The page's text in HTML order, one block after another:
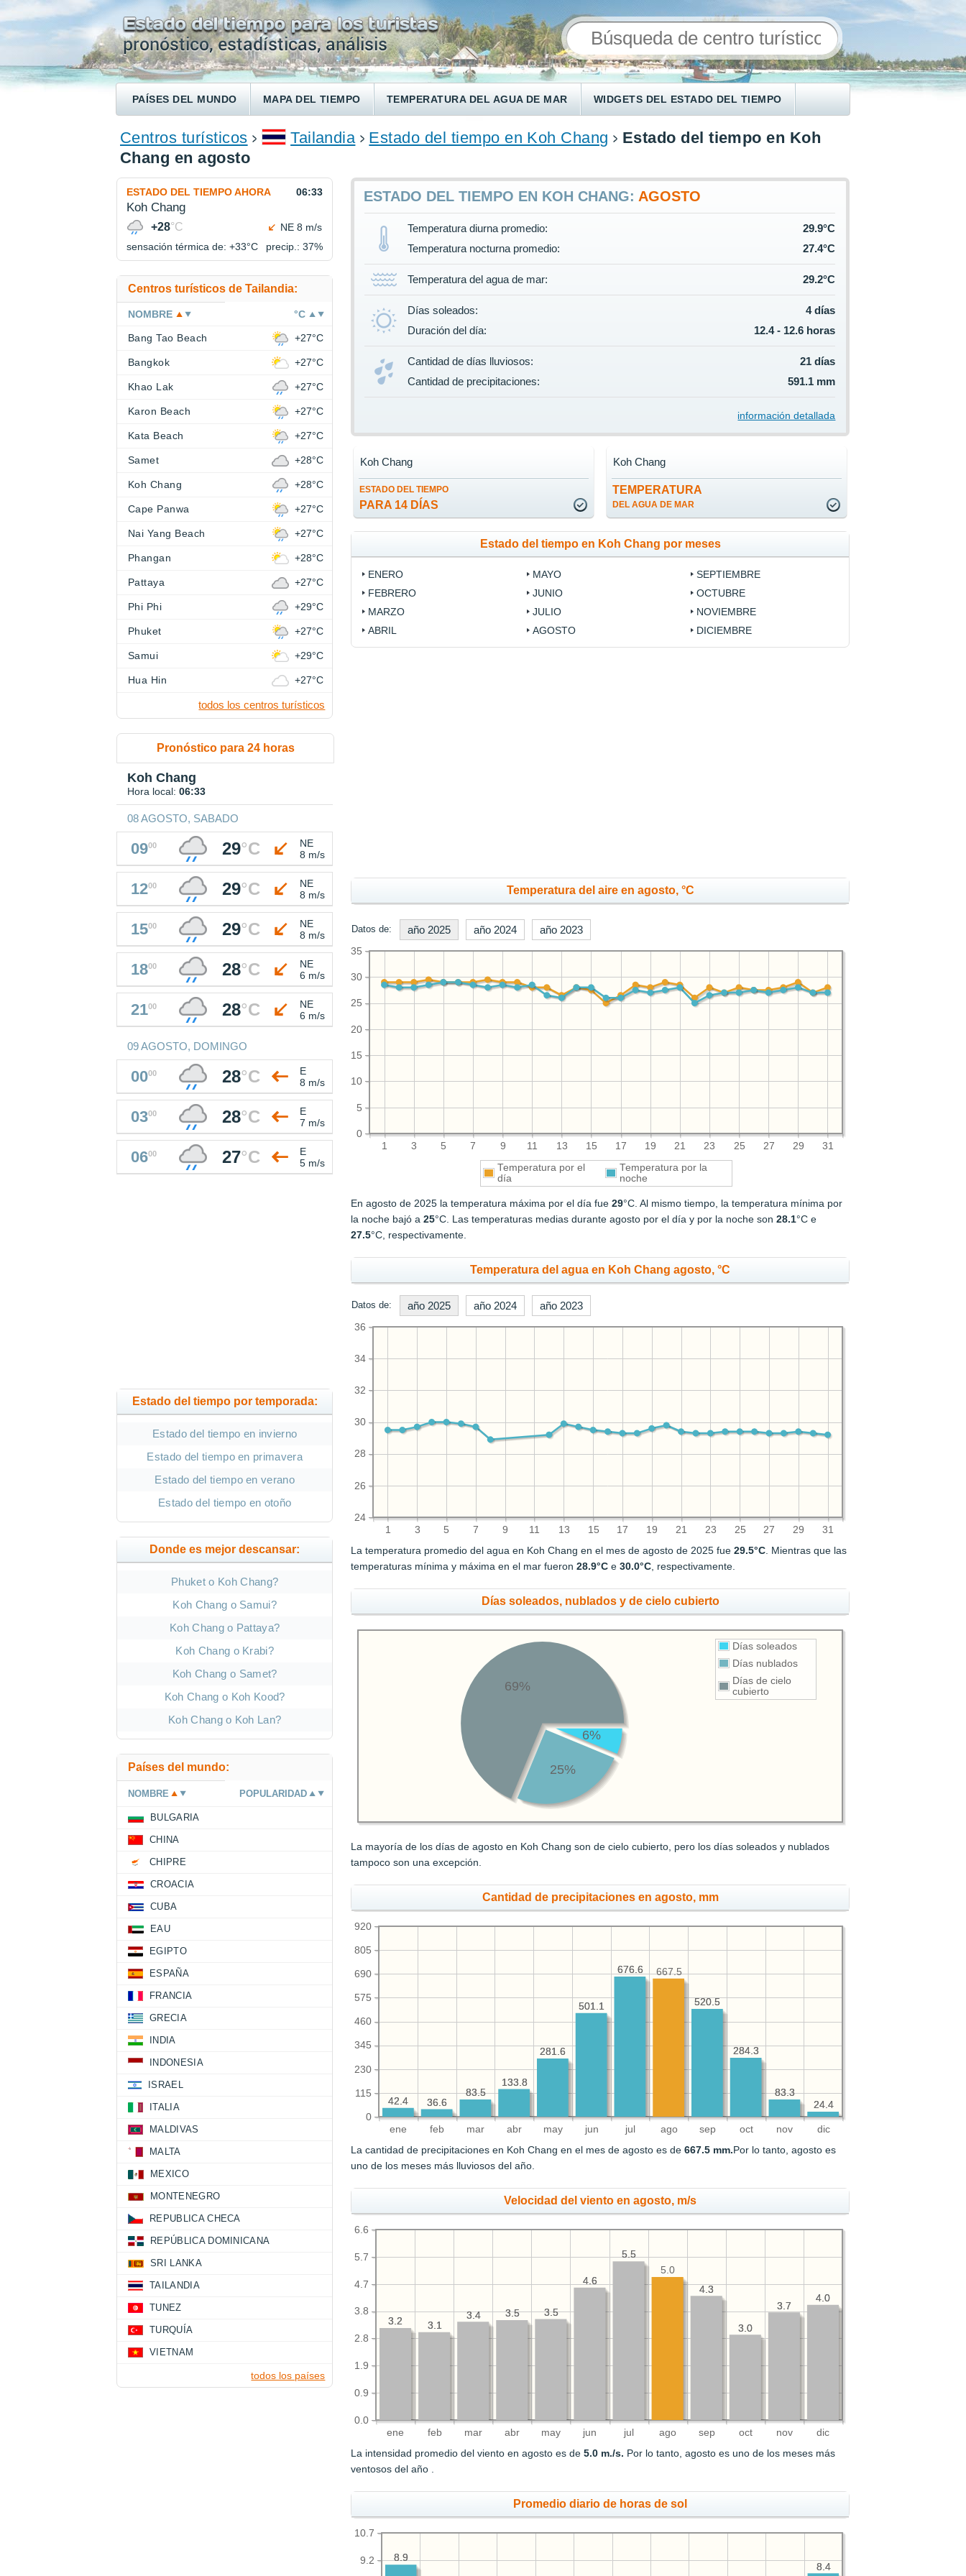
PAÍSES DEL MUNDO MAPA DEL TIEMPO TEMPERATURA DEL AGUA DE MAR WIDGETS DEL ESTADO DEL TIEMPO
ENCONTRAR UN HOTEL
Centros turísticos Tailandia Estado del tiempo en Koh Chang
Estado del tiempo en Koh
Chang en agosto
ESTADO DEL TIEMPO EN KOH CHANG: AGOSTO
Temperatura diurna promedio:
29.9°C
Temperatura nocturna promedio:
27.4°C
Temperatura del agua de mar: 29.2°C
Días soleados:
4 días
Duración del día:
12.4 - 12.6 horas
Cantidad de días lluviosos:
21 días
Cantidad de precipitaciones:
591.1 mm
información detallada
ESTADO DEL TIEMPO
PARA 14 DÍAS
Koh Chang
TEMPERATURA
DEL AGUA DE MAR
Koh Chang
Estado del tiempo en Koh Chang por meses
ENERO
FEBRERO
MARZO
ABRIL
MAYO
JUNIO
JULIO
AGOSTO
SEPTIEMBRE
OCTUBRE
NOVIEMBRE
DICIEMBRE
Temperatura del aire en agosto, °C
Datos de: año 2025 año 2024 año 2023
1 3 5 7 9 11 13 15 17 19 21 23 25 27 29 31
0
5
10
15
20
25
30
35
Temperatura por el
día
Temperatura por la
noche
En agosto de 2025 la temperatura máxima por el día fue29°C. Al mismo tiempo, la temperatura mínima por
la noche bajó a25°C. Las temperaturas medias durante agosto por el día y por la noche son28.1°C e
27.5°C, respectivamente.
Temperatura del agua en Koh Chang agosto, °C
Datos de: año 2025 año 2024 año 2023
1 3 5 7 9 11 13 15 17 19 21 23 25 27 29 31
24
26
28
30
32
34
36
La temperatura promedio del agua en Koh Chang en el mes de agosto de 2025 fue29.5°C. Mientras que las
temperaturas mínima y máxima en el mar fueron28.9°C e30.0°C, respectivamente.
Días soleados, nublados y de cielo cubierto
Días soleados
Días nublados
Días de cielo
cubierto
6%
25%
69%
La mayoría de los días de agosto en Koh Chang son de cielo cubierto, pero los días soleados y nublados
tampoco son una excepción.
Cantidad de precipitaciones en agosto, mm
ene feb mar abr may jun jul ago sep oct nov dic
0
115
230
345
460
575
690
805
920
24.4
83.3
284.3
520.5
676.6
501.1
281.6
133.8
83.5
36.6
42.4 24.4
83.3
284.3
520.5
667.5
676.6
501.1
281.6
133.8
83.5
36.6
42.4
La cantidad de precipitaciones en Koh Chang en el mes de agosto es de667.5 mm.Por lo tanto, agosto es
uno de los meses más lluviosos del año.
Velocidad del viento en agosto, m/s
ene feb mar abr may jun jul ago sep oct nov dic
0.0
0.9
1.9
2.8
3.8
4.7
5.7
6.6
4.0
3.7
3.0
4.3
5.5
4.6
3.5
3.5
3.4
3.1
3.2
4.0
3.7
3.0
4.3
5.0
5.5
4.6
3.5
3.5
3.4
3.1
3.2
La intensidad promedio del viento en agosto es de5.0 m./s. Por lo tanto, agosto es uno de los meses más
ventosos del año .
Promedio diario de horas de sol
9.2
10.7
8.4
8.9
8.4
8.9
ESTADO DEL TIEMPO AHORA 06:33
Koh Chang
+28°C
NE 8 m/s
sensación térmica de: +33°C precip.: 37%
Centros turísticos de Tailandia:
NOMBRE °C
Bang Tao Beach +27°C
Bangkok +27°C
Khao Lak +27°C
Karon Beach +27°C
Kata Beach +27°C
Samet +28°C
Koh Chang +28°C
Cape Panwa +27°C
Nai Yang Beach +27°C
Phangan +28°C
Pattaya +27°C
Phi Phi +29°C
Phuket +27°C
Samui +29°C
Hua Hin +27°C
todos los centros turísticos
Pronóstico para 24 horas
Koh Chang
Hora local: 06:33
08 AGOSTO, SABADO
0900 29°C
NE
8 m/s
1200 29°C
NE
8 m/s
1500 29°C
NE
8 m/s
1800 28°C
NE
6 m/s
2100 28°C
NE
6 m/s
09 AGOSTO, DOMINGO
0000 28°C
E
8 m/s
0300 28°C
E
7 m/s
0600 27°C
E
5 m/s
Estado del tiempo por temporada:
Estado del tiempo en invierno
Estado del tiempo en primavera
Estado del tiempo en verano
Estado del tiempo en otoño
Donde es mejor descansar:
Phuket o Koh Chang?
Koh Chang o Samui?
Koh Chang o Pattaya?
Koh Chang o Krabi?
Koh Chang o Samet?
Koh Chang o Koh Kood?
Koh Chang o Koh Lan?
Países del mundo:
NOMBRE POPULARIDAD
BULGARIA
CHINA
CHIPRE
CROACIA
CUBA
EAU
EGIPTO
ESPAÑA
FRANCIA
GRECIA
INDIA
INDONESIA
ISRAEL
ITALIA
MALDIVAS
MALTA
MEXICO
MONTENEGRO
REPUBLICA CHECA
REPÚBLICA DOMINICANA
SRI LANKA
TAILANDIA
TUNEZ
TURQUÍA
VIETNAM
todos los países